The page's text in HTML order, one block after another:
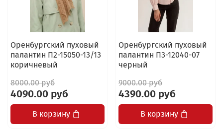
Оренбургский пуховый
палантин П2-15050-13/13
коричневый
8000.00 руб
4090.00 руб
В корзину
Оренбургский пуховый
палантин П3-12040-07
черный
9000.00 руб
4390.00 руб
В корзину